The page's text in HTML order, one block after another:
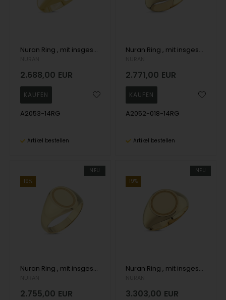
Nuran Ring , mit insgesamt
2.688,00 EUR
A2053-14RG
Artikel bestellen
Nuran Ring , mit insgesamt total 0,18 ct Wesselton SI
2.771,00 EUR
A2052-018-14RG
Artikel bestellen
NEU
19%
Nuran Ring , mit insgesamt
2.755,00 EUR
NEU
19%
Nuran Ring , mit insgesamt
3.303,00 EUR